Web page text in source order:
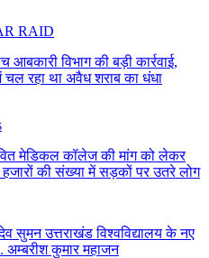
विभाग की बड़ी कार्रवाई,
रहा था अवैध शराब का धंधा
मेडिकल कॉलेज की मांग को लेकर
की संख्या में सड़कों पर उतरे लोग
सुमन उत्तराखंड विश्वविद्यालय के नए
अम्बरीश कुमार महाजन